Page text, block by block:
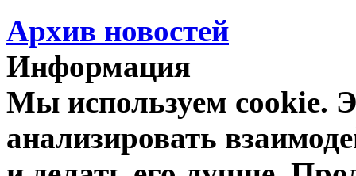
Архив новостей
Информация
Мы используем cookie.
анализировать